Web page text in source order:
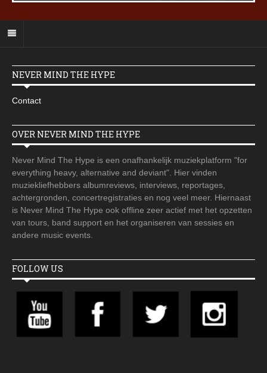
NEVER MIND THE HYPE
Contact
OVER NEVER MIND THE HYPE
Never Mind The Hype is een onafhankelijk muziekplatform "for
everything heavy, alternative and deviant". Hier vinden
muziekliefhebbers albumreviews, interviews, reportages,
achtergronden, concertregistraties en nog veel meer. Hiernaast
is Never Mind The Hype ook offline zeer actief met het opzetten
van tours, band support en het organiseren van sessies en
andere music events.
FOLLOW US